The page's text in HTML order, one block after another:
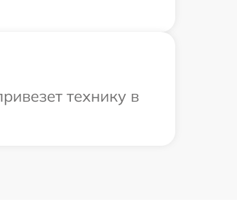
технику в